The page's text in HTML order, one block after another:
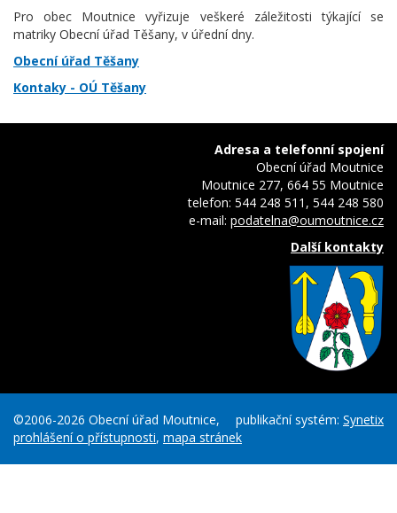
Pro obec Moutnice vyřizuje veškeré záležitosti týkající se
matriky Obecní úřad Těšany, v úřední dny.
Obecní úřad Těšany
Kontaky - OÚ Těšany
Adresa a telefonní spojení
Obecní úřad Moutnice
Moutnice 277, 664 55 Moutnice
telefon: 544 248 511, 544 248 580
e-mail: podatelna@oumoutnice.cz
Další kontakty
publikační systém: Synetix
©2006-2026 Obecní úřad Moutnice,
prohlášení o přístupnosti, mapa stránek